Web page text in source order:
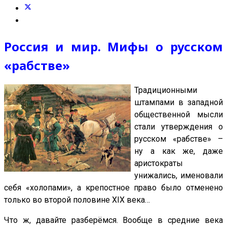
Россия и мир. Мифы о русском
«рабстве»
Традиционными
штампами в западной
общественной мысли
стали утверждения о
русском «рабстве» –
ну а как же, даже
аристократы
унижались, именовали
себя «холопами», а крепостное право было отменено
только во второй половине XIX века…
Что ж, давайте разберёмся. Вообще в средние века